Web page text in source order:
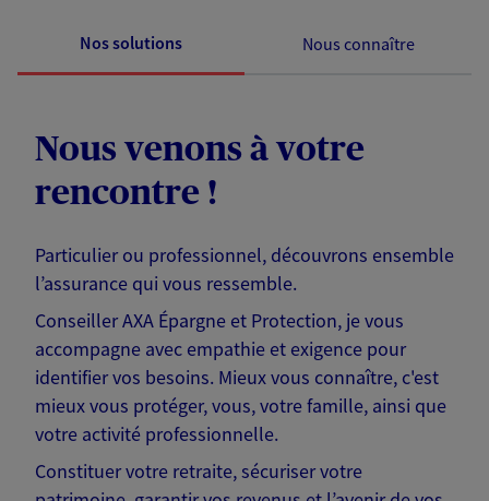
Nos solutions Nous connaître
Nous venons à votre
rencontre !
Particulier ou professionnel, découvrons ensemble
l’assurance qui vous ressemble.
Conseiller AXA Épargne et Protection, je vous
accompagne avec empathie et exigence pour
identifier vos besoins. Mieux vous connaître, c'est
mieux vous protéger, vous, votre famille, ainsi que
votre activité professionnelle.
Constituer votre retraite, sécuriser votre